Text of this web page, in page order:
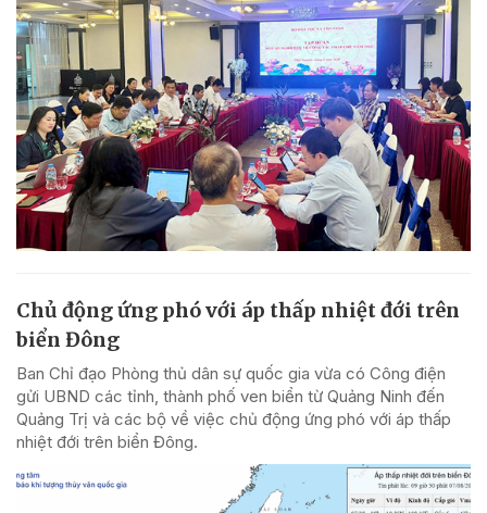
Chủ động ứng phó với áp thấp nhiệt đới trên
biển Đông
Ban Chỉ đạo Phòng thủ dân sự quốc gia vừa có Công điện
gửi UBND các tỉnh, thành phố ven biển từ Quảng Ninh đến
Quảng Trị và các bộ về việc chủ động ứng phó với áp thấp
nhiệt đới trên biển Đông.